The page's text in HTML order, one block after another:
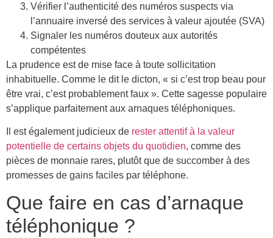
Vérifier l’authenticité des numéros suspects via
l’annuaire inversé des services à valeur ajoutée (SVA)
Signaler les numéros douteux aux autorités
compétentes
La prudence est de mise face à toute sollicitation
inhabituelle. Comme le dit le dicton, « si c’est trop beau pour
être vrai, c’est probablement faux ». Cette sagesse populaire
s’applique parfaitement aux arnaques téléphoniques.
Il est également judicieux de rester attentif à la valeur
potentielle de certains objets du quotidien, comme des
pièces de monnaie rares, plutôt que de succomber à des
promesses de gains faciles par téléphone.
Que faire en cas d’arnaque
téléphonique ?